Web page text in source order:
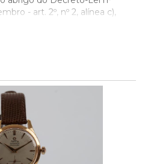
- art. 2º, nº 2, alínea c),